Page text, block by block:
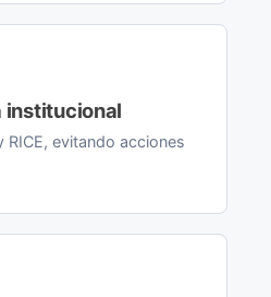
institucional
RICE, evitando acciones